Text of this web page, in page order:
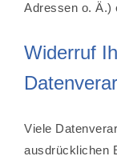
Adressen o. Ä.)
Widerruf
Viele
ausdrücklichen